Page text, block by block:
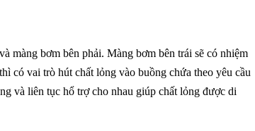
màng bơm bên phải. Màng bơm bên trái sẽ có nhiệm
có vai trò hút chất lỏng vào buồng chứa theo yêu cầu
và liên tục hổ trợ cho nhau giúp chất lỏng được di